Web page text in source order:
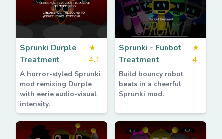
Sprunki Durple
Treatment
★
4.1
A horror-styled Sprunki
mod remixing Durple
with eerie audio-visual
intensity.
Sprunki - Funbot
Treatment
★
4
Build bouncy robot
beats in a cheerful
Sprunki mod.